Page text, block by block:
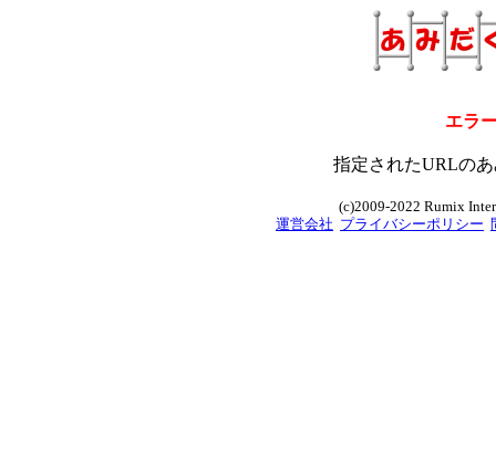
エラ
指定されたURLの
(c)2009-2022 Rumix
運営会社 プライバシーポリシー